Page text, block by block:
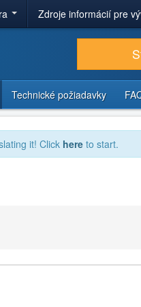
Zdroje informácií pre
Technické požiadavky
it! Click here to start.